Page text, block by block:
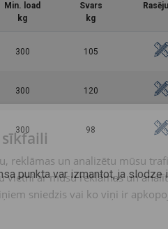
Min. load
kg
Svars
kg
300 105
300 120
300 98
punkta var izmantot, ja slodze
reklāmas un analizētu mūsu
ar mūsu reklāmas un
sniedzis vai ko viņi ir